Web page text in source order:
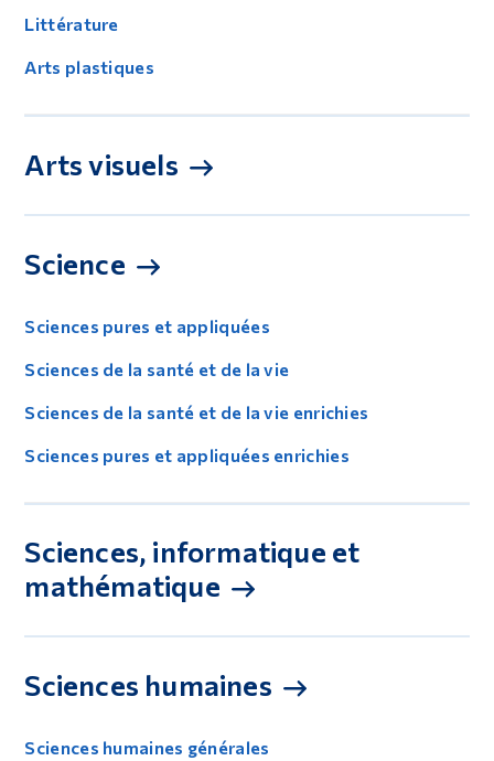
Littérature
Arts plastiques
Arts visuels
Science
Sciences pures et appliquées
Sciences de la santé et de la vie
Sciences de la santé et de la vie enrichies
Sciences pures et appliquées enrichies
Sciences, informatique et
mathématique
Sciences humaines
Sciences humaines générales